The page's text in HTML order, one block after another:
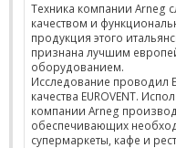
Техника компании Arneg
качеством и
продукция этого
признана лучшим
оборудованием.
Исследование проводил
качества EUROVENT.
компании Arneg
обеспечивающих
супермаркеты, кафе и